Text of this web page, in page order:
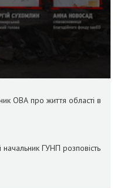
ОВА про життя області в
ГУНП розповість